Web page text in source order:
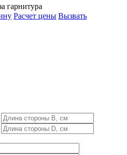
гарнитура
Расчет цены Вызвать